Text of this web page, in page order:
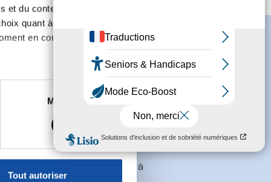
du contenu, ainsi que de
quant à l'utilisation de
en consultant la
à plusieurs mètres près
reportez-vous à lasection «
sur les cookies.
Marketing
Tout autoriser
conditions générales
recevoir l'actualité à